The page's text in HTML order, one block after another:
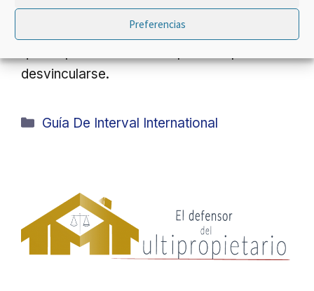
Preferencias
Lucas (México)): problemas habituales de
los titulares, qué dice la STS 1524/2025 y
desvincularse.
Categorías
Guía De Interval International